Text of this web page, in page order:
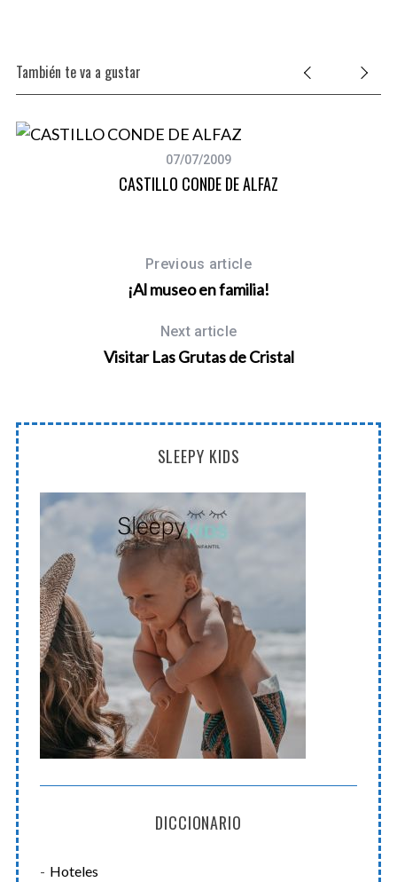
También te va a gustar
07/07/2009
CASTILLO CONDE DE ALFAZ
Previous article
¡Al museo en familia!
Next article
Visitar Las Grutas de Cristal
SLEEPY KIDS
DICCIONARIO
Hoteles